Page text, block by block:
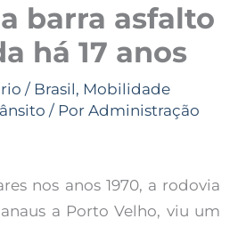
barra asfalto
há 17 anos
/ Brasil, Mobilidade
/ Por Administração
nos anos 1970, a rodovia
a Porto Velho, viu um